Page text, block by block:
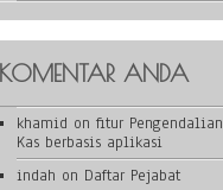
KOMENTAR ANDA
khamid on fitur Pengendalian
Kas berbasis aplikasi
indah on Daftar Pejabat